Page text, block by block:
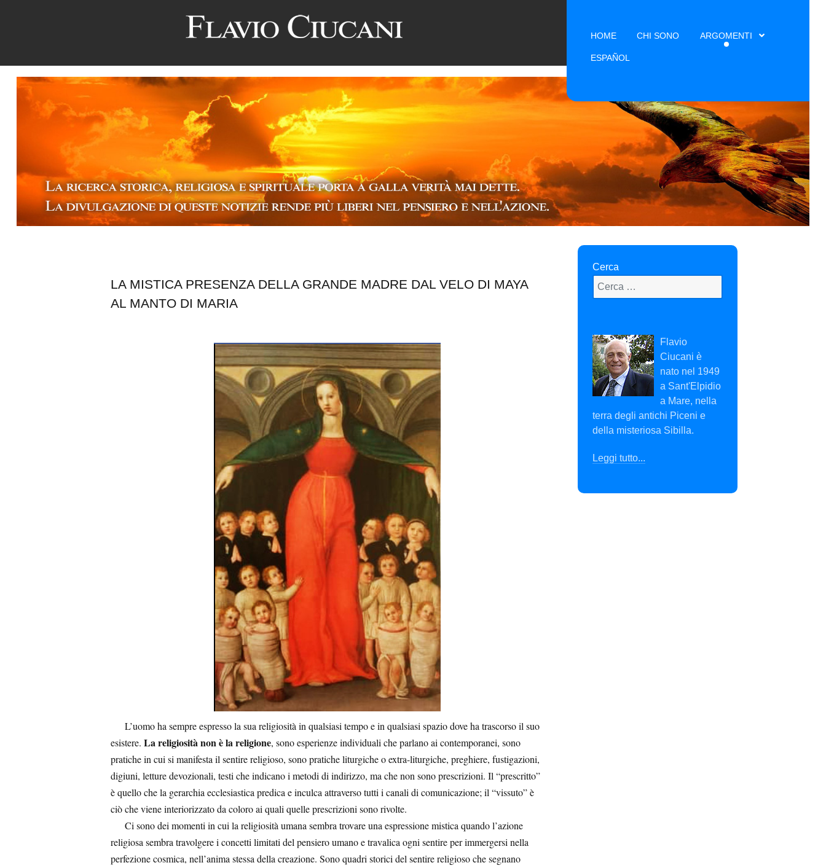
HOME CHI SONO ARGOMENTI
ESPAÑOL
LA MISTICA PRESENZA DELLA GRANDE MADRE DAL VELO DI MAYA
AL MANTO DI MARIA
L’uomo ha sempre espresso la sua religiosità in qualsiasi tempo e in qualsiasi spazio dove ha trascorso il suo
esistere.La religiosità non è la religione, sono esperienze individuali che parlano ai contemporanei, sono
pratiche in cui si manifesta il sentire religioso, sono pratiche liturgiche o extra-liturgiche, preghiere, fustigazioni,
digiuni, letture devozionali, testi che indicano i metodi di indirizzo, ma che non sono prescrizioni. Il “prescritto”
è quello che la gerarchia ecclesiastica predica e inculca attraverso tutti i canali di comunicazione; il “vissuto” è
ciò che viene interiorizzato da coloro ai quali quelle prescrizioni sono rivolte.
Ci sono dei momenti in cui la religiosità umana sembra trovare una espressione mistica quando l’azione
religiosa sembra travolgere i concetti limitati del pensiero umano e travalica ogni sentire per immergersi nella
perfezione cosmica, nell’anima stessa della creazione. Sono quadri storici del sentire religioso che segnano
Cerca
Flavio
Ciucani è
nato nel 1949
a Sant'Elpidio
a Mare, nella
terra degli antichi Piceni e
della misteriosa Sibilla.
Leggi tutto...